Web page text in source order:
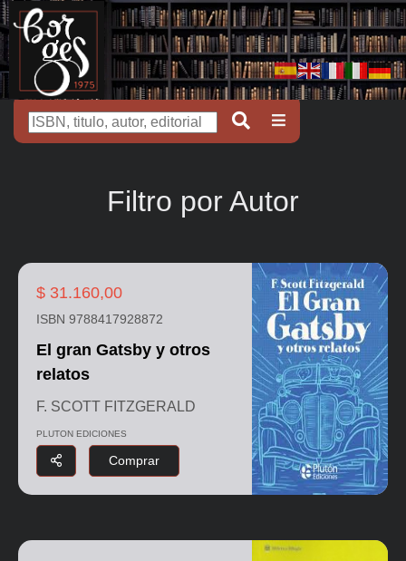
Filtro por Autor
$ 31.160,00
ISBN 9788417928872
El gran Gatsby y otros
relatos
F. SCOTT FITZGERALD
PLUTON EDICIONES
Comprar